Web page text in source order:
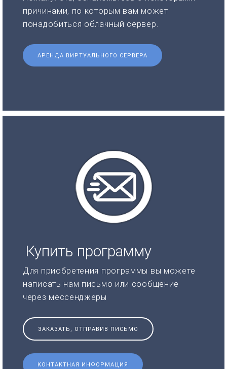
причинами, по которым вам может
понадобиться облачный сервер.
АРЕНДА ВИРТУАЛЬНОГО СЕРВЕРА
Купить программу
Для приобретения программы вы можете
написать нам письмо или сообщение
через мессенджеры
ЗАКАЗАТЬ, ОТПРАВИВ ПИСЬМО
КОНТАКТНАЯ ИНФОРМАЦИЯ